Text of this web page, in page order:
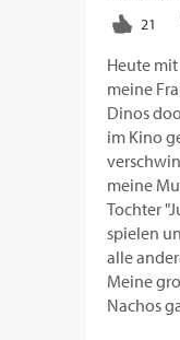
Heute
meine
Dinos
im Kino
meine
Tochter
spielen
alle
Meine
Nachos